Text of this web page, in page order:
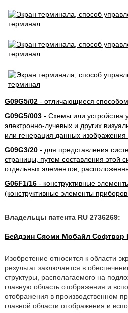
G09G5/02- отличающиеся способом
G09G5/003- Схемы или устройства
электронно-лучевых и других
или генерация данных
G09G3/20- для представления
страницы, путем составления этой
отдельных элементов,
G06F1/16- конструктивные
(конструктивные элементы
Владельцы патента RU 2736269:
Бейдзин Сяоми Мобайл Софтвэр
Изобретение относится к области
результат заключается в
структуры, располагаемого на
главную область отображения и
отображения в производственном
главной области отображения и